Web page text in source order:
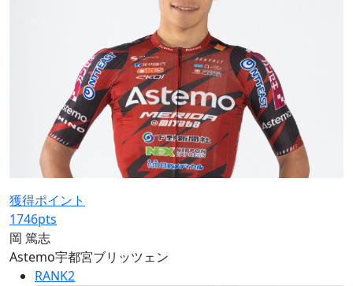
獲得ポイント
1746pts
岡 篤志
Astemo宇都宮ブリッツェン
RANK2